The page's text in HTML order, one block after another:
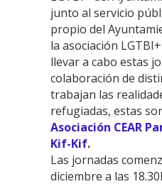
junto al servicio
propio del
la asociación
llevar a cabo estas
colaboración de
trabajan las
refugiadas, estas
Asociación CEAR
Kif-Kif.
Las jornadas
diciembre a las